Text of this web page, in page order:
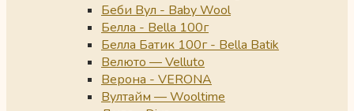
Беби Вул - Baby Wool
Белла - Bella 100г
Белла Батик 100г - Bella Batik
Велюто — Velluto
Верона - VERONA
Вултайм — Wooltime